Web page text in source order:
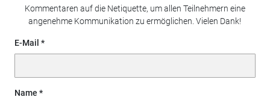
Kommentaren auf die Netiquette, um allen Teilnehmern eine
angenehme Kommunikation zu ermöglichen. Vielen Dank!
E-Mail
Name